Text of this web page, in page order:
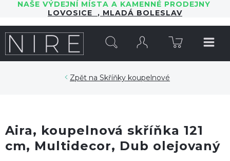
NAŠE VÝDEJNÍ MÍSTA A KAMENNÉ PRODEJNY
LOVOSICE , MLADÁ BOLESLAV
Skříňky koupelnové
Aira, koupelnová skříňka 121
cm, Multidecor, Dub olejovaný